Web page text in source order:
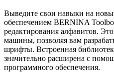
Выведите свои навыки на
обеспечением BERNINA
редактирования алфавитов.
машины, позволяя вам
шрифты. Встроенная
значительно расширена с
программного обеспечения.